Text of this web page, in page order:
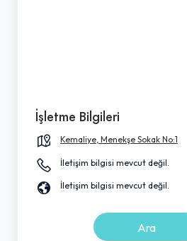
İşletme Bilgileri
Kemaliye, Menekşe Sokak No:1
İletişim bilgisi mevcut değil.
İletişim bilgisi mevcut değil.
Ara